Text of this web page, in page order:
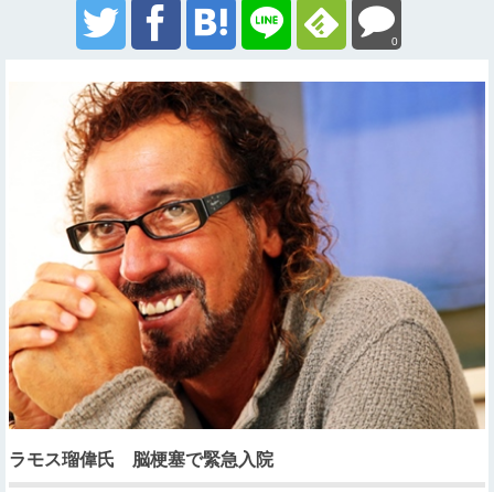
0
ラモス瑠偉氏 脳梗塞で緊急入院